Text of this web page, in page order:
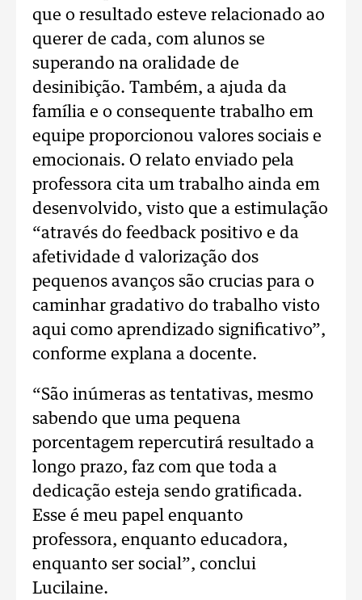
que o resultado esteve relacionado ao
querer de cada, com alunos se
superando na oralidade de
desinibição. Também, a ajuda da
família e o consequente trabalho em
equipe proporcionou valores sociais e
emocionais. O relato enviado pela
professora cita um trabalho ainda em
desenvolvido, visto que a estimulação
“através do feedback positivo e da
afetividade d valorização dos
pequenos avanços são crucias para o
caminhar gradativo do trabalho visto
aqui como aprendizado significativo”,
conforme explana a docente.
“São inúmeras as tentativas, mesmo
sabendo que uma pequena
porcentagem repercutirá resultado a
longo prazo, faz com que toda a
dedicação esteja sendo gratificada.
Esse é meu papel enquanto
professora, enquanto educadora,
enquanto ser social”, conclui
Lucilaine.